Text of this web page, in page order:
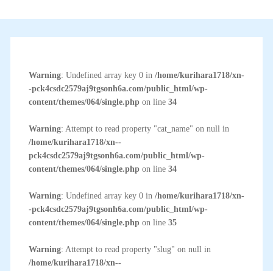
Warning: Undefined array key 0 in /home/kurihara1718/xn-
-pck4csdc2579aj9tgsonh6a.com/public_html/wp-
content/themes/064/single.phpon line 34
Warning: Attempt to read property "cat_name" on null in
/home/kurihara1718/xn--
pck4csdc2579aj9tgsonh6a.com/public_html/wp-
content/themes/064/single.phpon line 34
Warning: Undefined array key 0 in /home/kurihara1718/xn-
-pck4csdc2579aj9tgsonh6a.com/public_html/wp-
content/themes/064/single.phpon line 35
Warning: Attempt to read property "slug" on null in
/home/kurihara1718/xn--